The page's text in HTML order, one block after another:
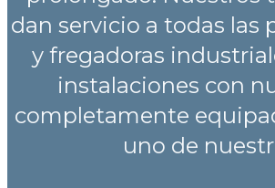
dan servicio a todas las
y fregadoras
instalaciones con
completamente
uno de